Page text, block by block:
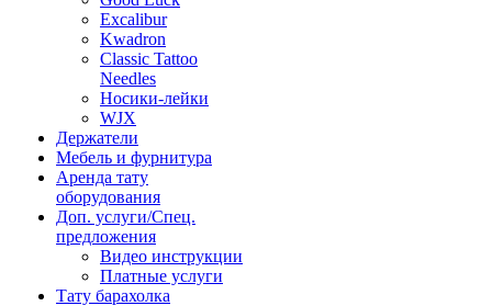
Excalibur
Kwadron
Classic Tattoo
Needles
Носики-лейки
WJX
Держатели
Мебель и фурнитура
Аренда тату
оборудования
Доп. услуги/Спец.
предложения
Видео инструкции
Платные услуги
Тату барахолка